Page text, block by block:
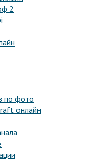
2
по фото
онлайн